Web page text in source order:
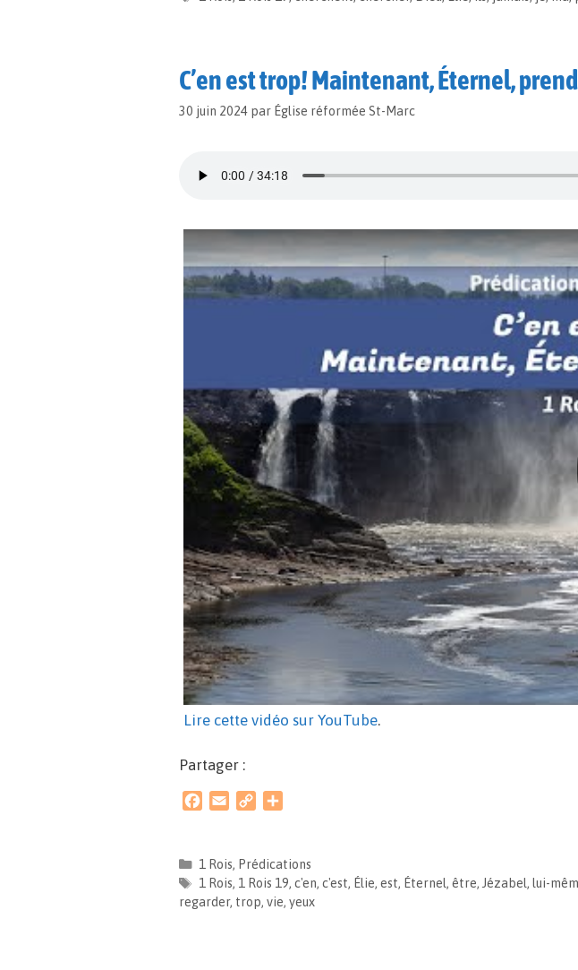
C’en est trop! Maintenant, Éternel,
30 juin 2024 par Église réformée St-Marc
Lire cette vidéo sur YouTube.
Partager :
e
b
o
i
l
y
L
i
t
a
g
1 Rois, Prédications
1 Rois, 1 Rois 19, c'en, c'est, Élie, est, Éternel, être, Jézabel, lui-
regarder, trop, vie, yeux